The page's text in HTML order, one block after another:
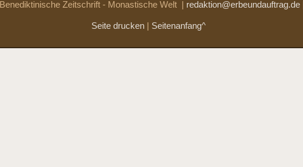
Benediktinische Zeitschrift - Monastische Welt redaktion@erbeundauftrag.de|
Seite drucken Seitenanfang^